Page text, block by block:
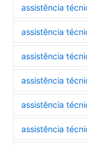
assistência
assistência
assistência
assistência
assistência
assistência